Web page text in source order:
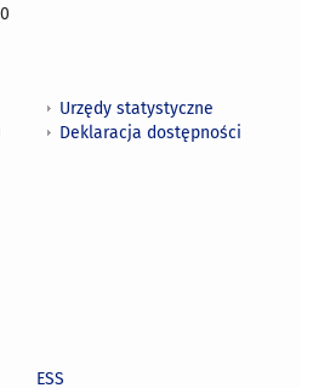
Urzędy statystyczne
Deklaracja dostępności
ESS